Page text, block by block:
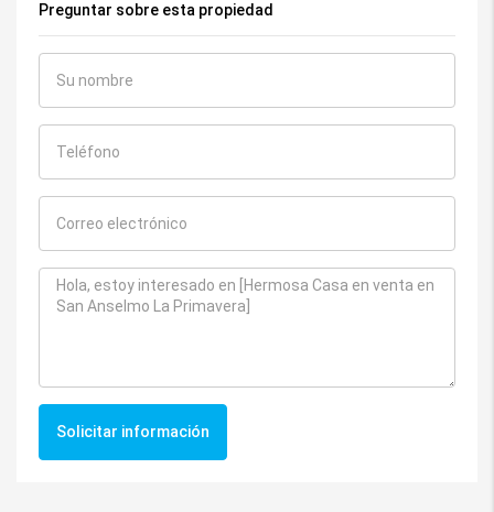
Preguntar sobre esta propiedad
Solicitar información